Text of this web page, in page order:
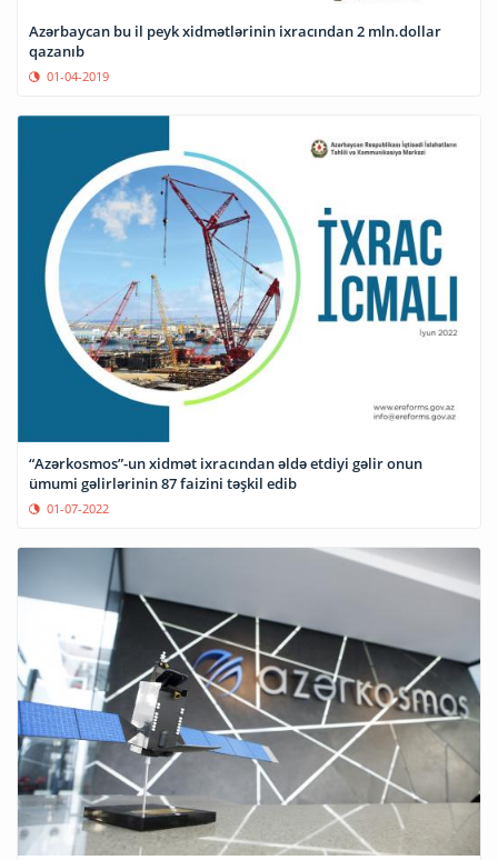
Azərbaycan bu il peyk xidmətlərinin ixracından 2 mln.dollar
qazanıb
01-04-2019
“Azərkosmos”-un xidmət ixracından əldə etdiyi gəlir onun
ümumi gəlirlərinin 87 faizini təşkil edib
01-07-2022